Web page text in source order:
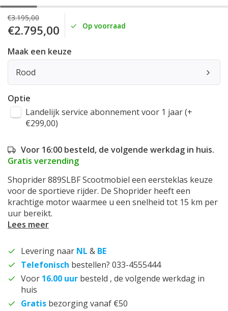
€3.195,00
€2.795,00 Op voorraad
Maak een keuze
Rood
Optie
Landelijk service abonnement voor 1 jaar (+
€299,00)
Voor 16:00 besteld, de volgende werkdag in huis.
Gratis verzending
Shoprider 889SLBF Scootmobiel een eersteklas keuze
voor de sportieve rijder. De Shoprider heeft een
krachtige motor waarmee u een snelheid tot 15 km per
uur bereikt.
Lees meer
Levering naar NL & BE
Telefonisch bestellen? 033-4555444
Voor 16.00 uur besteld , de volgende werkdag in
huis
Gratis bezorging vanaf €50